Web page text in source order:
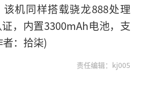
机同样搭载骁龙888处理
，内置3300mAh电池，支
：拾柒)
责任编辑：kj005